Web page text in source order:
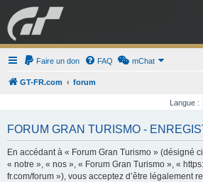
GRAN TURISMO
BOUTIQUE
Faire un don FAQ mChat
GT-FR.com forum
Langue :
FORUM GRAN TURISMO -
En accédant à « Forum Gran Turismo » (désigné
« notre », « nos », « Forum Gran Turismo », «
fr.com/forum »), vous acceptez d’être légalement